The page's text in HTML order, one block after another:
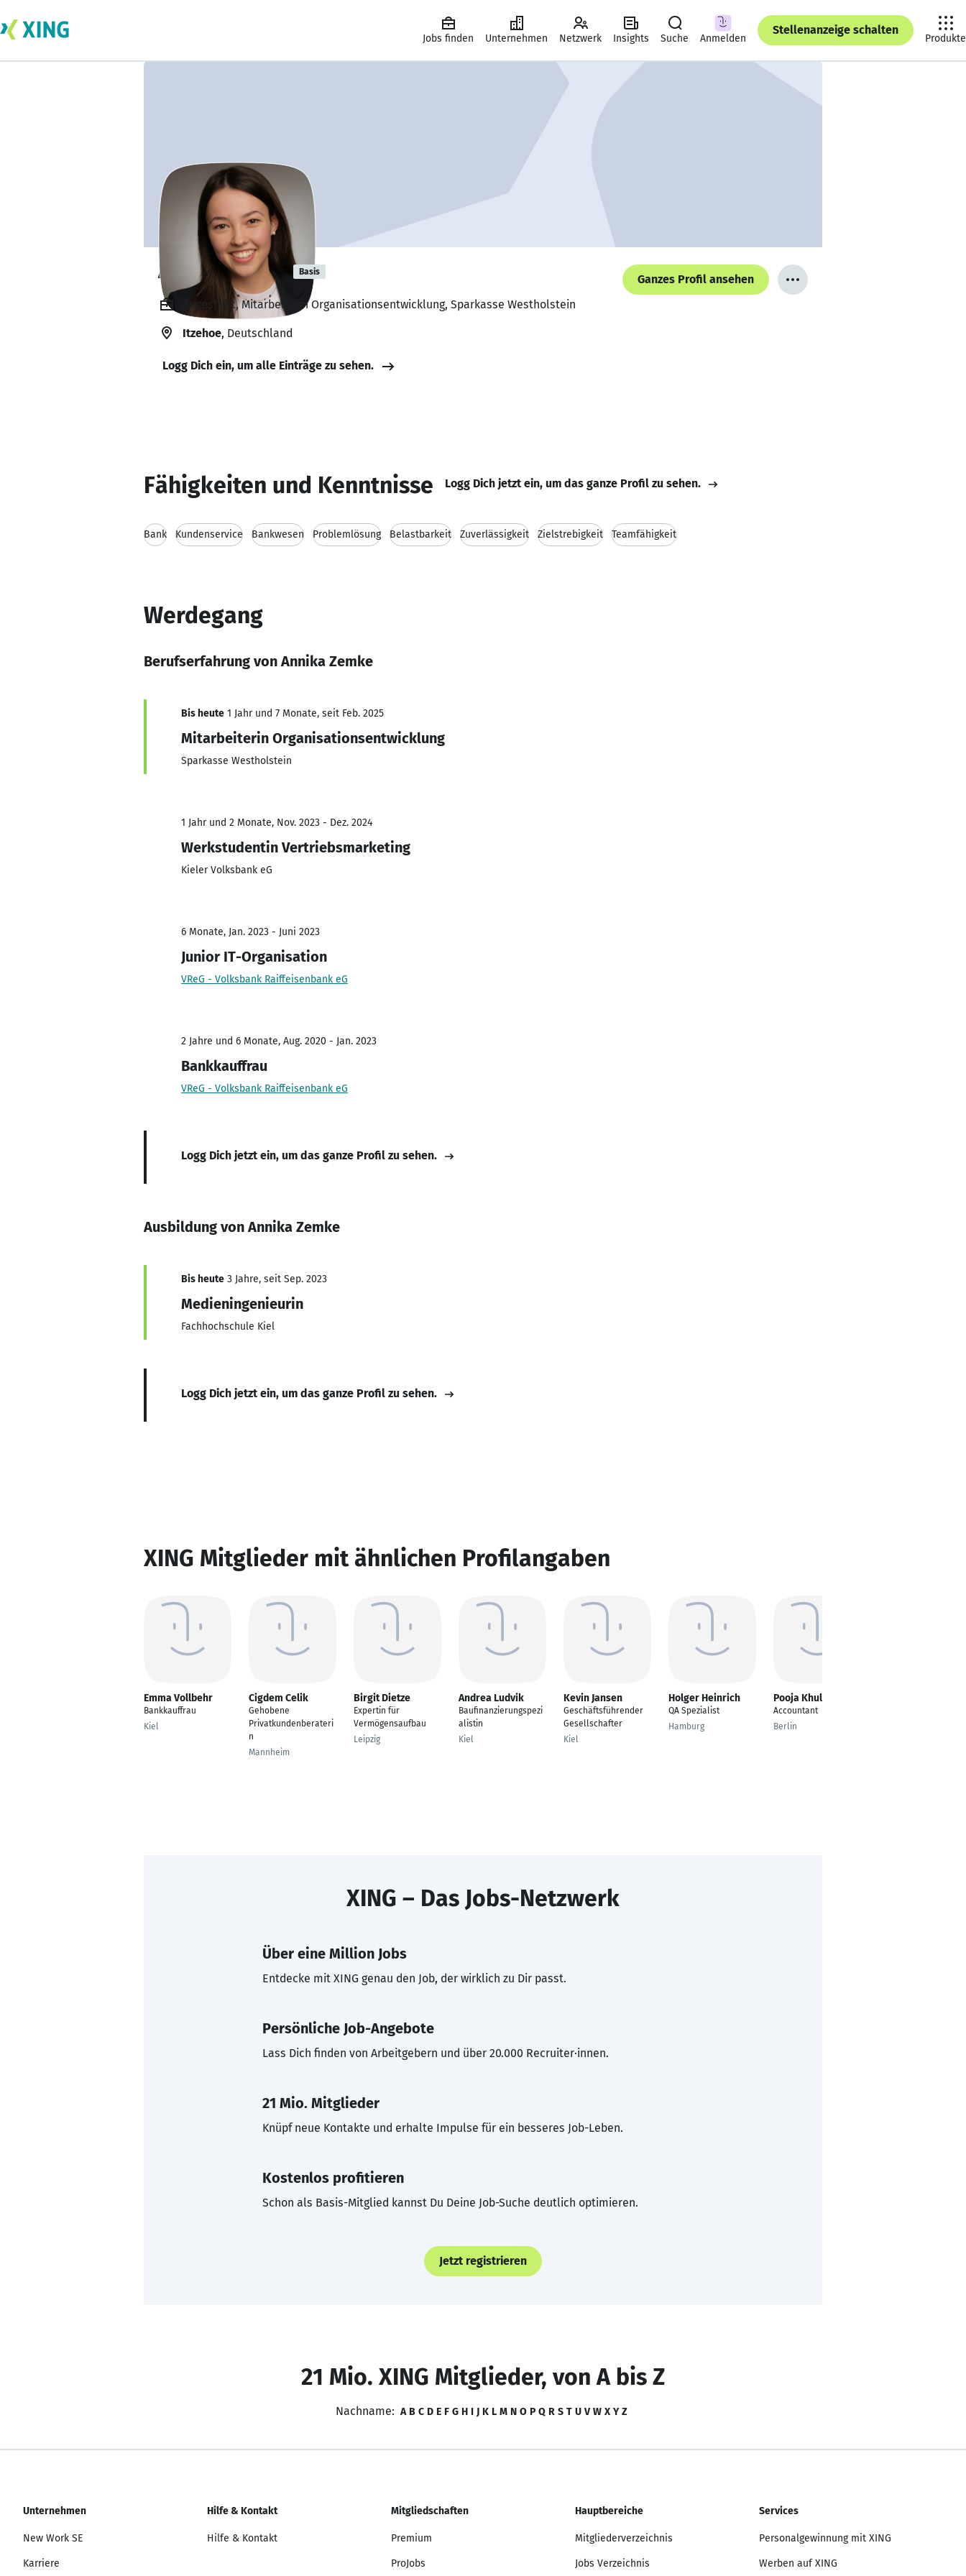
Jobs finden Unternehmen Netzwerk Insights Suche Anmelden
Stellenanzeige schalten
Produkte
Annika Zemke Basis
Ganzes Profil ansehen
Angestellt, Mitarbeiterin Organisationsentwicklung, Sparkasse Westholstein
Itzehoe, Deutschland
Logg Dich ein, um alle Einträge zu sehen.
Fähigkeiten und Kenntnisse Logg Dich jetzt ein, um das ganze Profil zu sehen.
Bank Kundenservice Bankwesen Problemlösung Belastbarkeit Zuverlässigkeit Zielstrebigkeit Teamfähigkeit
Werdegang
Berufserfahrung von Annika Zemke
Bis heute 1 Jahr und 7 Monate, seit Feb. 2025
Mitarbeiterin Organisationsentwicklung
Sparkasse Westholstein
1 Jahr und 2 Monate, Nov. 2023 - Dez. 2024
Werkstudentin Vertriebsmarketing
Kieler Volksbank eG
6 Monate, Jan. 2023 - Juni 2023
Junior IT-Organisation
VReG - Volksbank Raiffeisenbank eG
2 Jahre und 6 Monate, Aug. 2020 - Jan. 2023
Bankkauffrau
VReG - Volksbank Raiffeisenbank eG
Logg Dich jetzt ein, um das ganze Profil zu sehen.
Ausbildung von Annika Zemke
Bis heute 3 Jahre, seit Sep. 2023
Medieningenieurin
Fachhochschule Kiel
Logg Dich jetzt ein, um das ganze Profil zu sehen.
XING Mitglieder mit ähnlichen Profilangaben
Emma Vollbehr
Bankkauffrau
Kiel
Cigdem Celik
Gehobene
Privatkundenberateri
n
Mannheim
Birgit Dietze
Expertin für
Vermögensaufbau
Leipzig
Andrea Ludvik
Baufinanzierungspezi
alistin
Kiel
Kevin Jansen
Geschäftsführender
Gesellschafter
Kiel
Holger Heinrich
QA Spezialist
Hamburg
Pooja Khule
Accountant
Berlin
XING – Das Jobs-Netzwerk
Über eine Million Jobs
Entdecke mit XING genau den Job, der wirklich zu Dir passt.
Persönliche Job-Angebote
Lass Dich finden von Arbeitgebern und über 20.000 Recruiter·innen.
21 Mio. Mitglieder
Knüpf neue Kontakte und erhalte Impulse für ein besseres Job-Leben.
Kostenlos profitieren
Schon als Basis-Mitglied kannst Du Deine Job-Suche deutlich optimieren.
Jetzt registrieren
21 Mio. XING Mitglieder, von A bis Z
Nachname: A B C D E F G H I J K L M N O P Q R S T U V W X Y Z
Unternehmen
New Work SE
Karriere
Hilfe & Kontakt
Hilfe & Kontakt
Mitgliedschaften
Premium
ProJobs
Hauptbereiche
Mitgliederverzeichnis
Jobs Verzeichnis
Services
Personalgewinnung mit XING
Werben auf XING